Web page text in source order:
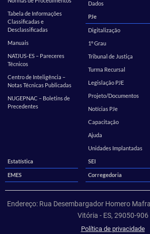
Tabela de Informações
Classificadas e
Desclassificadas
Manuais
NATJUS-ES – Pareceres
Técnicos
Centro de Inteligência –
Notas Técnicas Publicadas
NUGEPNAC – Boletins de
Precedentes
Dados
PJe
Digitalização
1º Grau
Tribunal de Justiça
Turma Recursal
Legislação PJE
Projeto/Documentos
Notícias PJe
Capacitação
Ajuda
Unidades Implantadas
Estatística
SEI
EMES Corregedoria
Endereço: Rua Desembargador Homero
Vitória - ES, 29050-906
Política de privacidade